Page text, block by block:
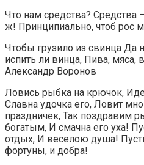
Что нам средства?
ж! Принципиально, чтоб рос
Чтобы грузило из свинца Да
испить ли винца, Пива, мяса,
Александр Воронов
Ловись рыбка на крючок,
Славна удочка его, Ловит
праздничек, Так поздравим
богатым, И смачна его уха!
отдых, И веселою душа!
фортуны, и добра!